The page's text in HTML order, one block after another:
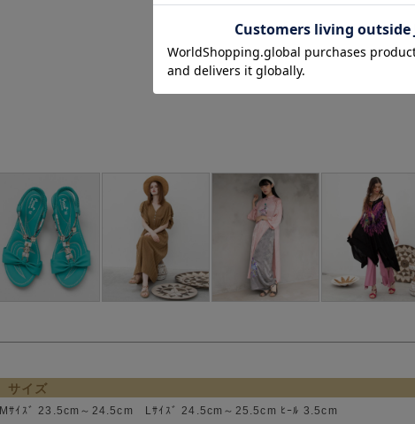
サイズ
Mｻｲｽﾞ 23.5cm～24.5cm Lｻｲｽﾞ 24.5cm～25.5cm ﾋｰﾙ 3.5cm